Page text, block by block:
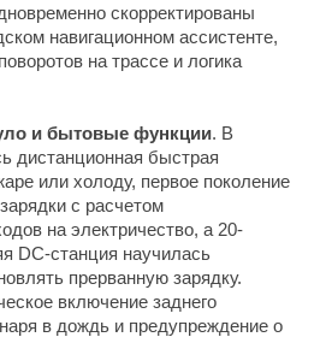
скорректированы
навигационном ассистенте,
на трассе и логика
и бытовые функции. В
дистанционная быстрая
или холоду, первое поколение
с расчетом
на электричество, а 20-
DC-станция научилась
прерванную зарядку.
включение заднего
в дождь и предупреждение о